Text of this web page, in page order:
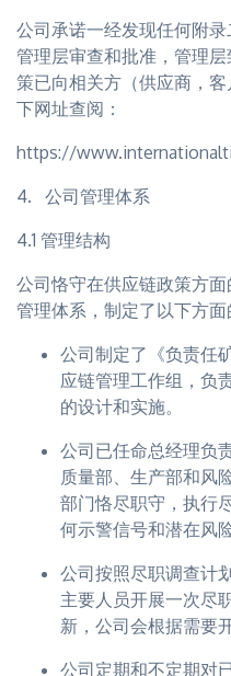
公司承诺一经发现任何附
管理层审查和批准，管理
策已向相关方（供应商，
下网址查阅：
https://
4. 公司管理体系
4.1 管理结构
公司恪守在供应链政策方
管理体系，制定了以下方面
公司制定了《负责任
应链管理工作组，负
的设计和实施。
公司已任命总经理负
质量部、生产部和风
部门恪尽职守，执行
何示警信号和潜在风险
公司按照尽职调查计
主要人员开展一次尽
新，公司会根据需要
公司定期和不定期对